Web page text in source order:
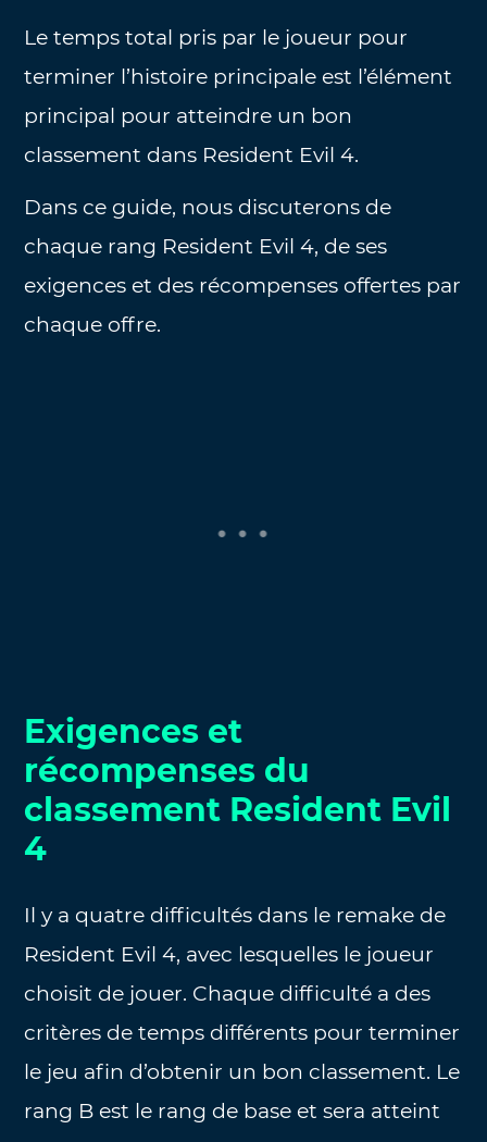
Le temps total pris par le joueur pour
terminer l’histoire principale est l’élément
principal pour atteindre un bon
classement dans Resident Evil 4.
Dans ce guide, nous discuterons de
chaque rang Resident Evil 4, de ses
exigences et des récompenses offertes par
chaque offre.
Exigences et
récompenses du
classement Resident Evil
4
Il y a quatre difficultés dans le remake de
Resident Evil 4, avec lesquelles le joueur
choisit de jouer. Chaque difficulté a des
critères de temps différents pour terminer
le jeu afin d’obtenir un bon classement. Le
rang B est le rang de base et sera atteint